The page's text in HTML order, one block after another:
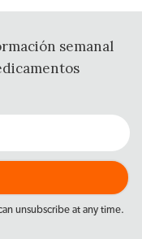
semanal
unsubscribe at any time.